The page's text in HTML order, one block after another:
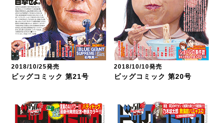
2018/10/25発売
ビッグコミック 第21号
2018/10/10発売
ビッグコミック 第20号